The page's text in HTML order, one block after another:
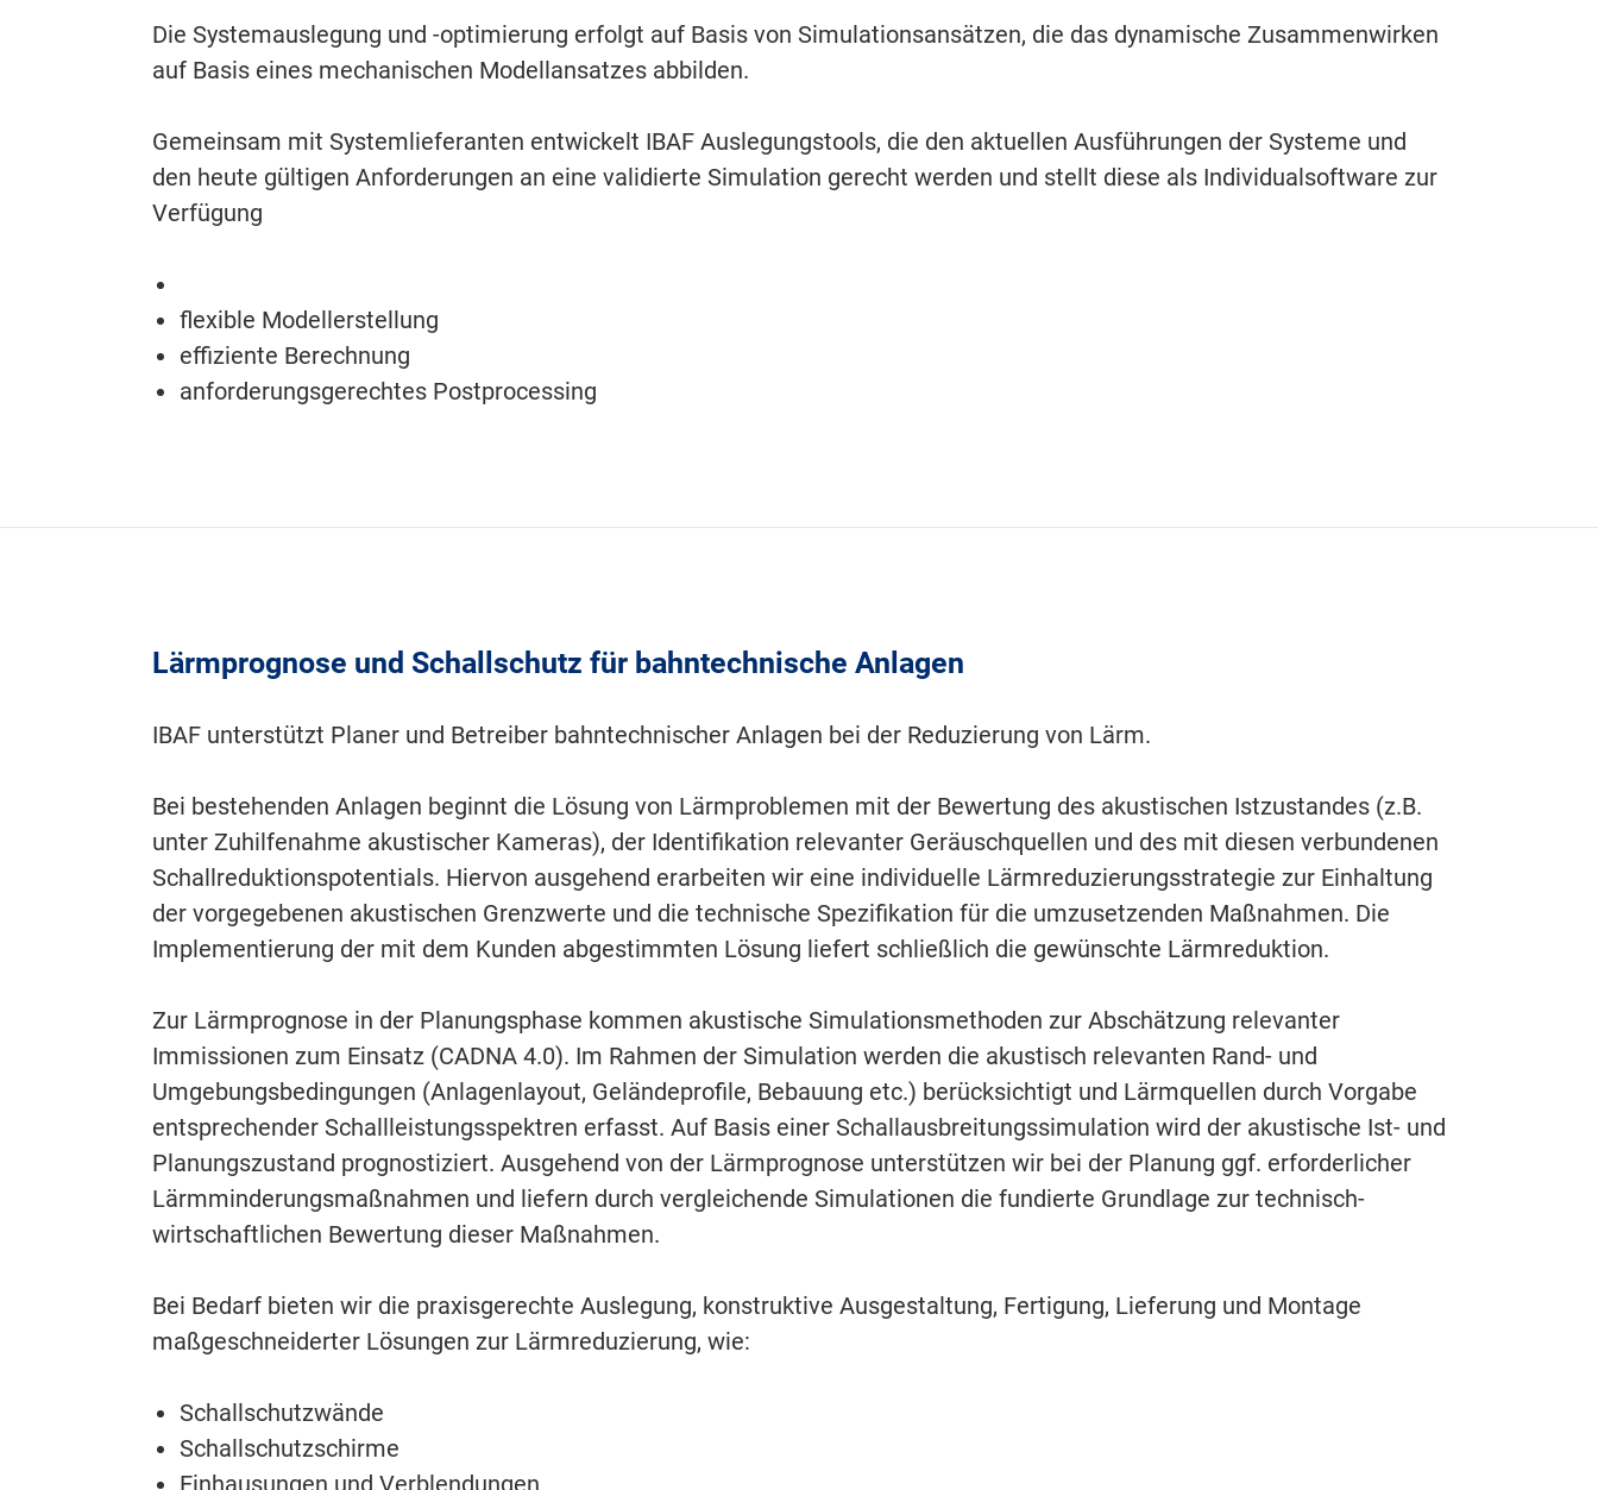
Die Systemauslegung und -optimierung erfolgt auf Basis von Simulationsansätzen, die das dynamische Zusammenwirken
auf Basis eines mechanischen Modellansatzes abbilden.
Gemeinsam mit Systemlieferanten entwickelt IBAF Auslegungstools, die den aktuellen Ausführungen der Systeme und
den heute gültigen Anforderungen an eine validierte Simulation gerecht werden und stellt diese als Individualsoftware zur
Verfügung
flexible Modellerstellung
effiziente Berechnung
anforderungsgerechtes Postprocessing
Lärmprognose und Schallschutz für bahntechnische Anlagen
IBAF unterstützt Planer und Betreiber bahntechnischer Anlagen bei der Reduzierung von Lärm.
Bei bestehenden Anlagen beginnt die Lösung von Lärmproblemen mit der Bewertung des akustischen Istzustandes (z.B.
unter Zuhilfenahme akustischer Kameras), der Identifikation relevanter Geräuschquellen und des mit diesen verbundenen
Schallreduktionspotentials. Hiervon ausgehend erarbeiten wir eine individuelle Lärmreduzierungsstrategie zur Einhaltung
der vorgegebenen akustischen Grenzwerte und die technische Spezifikation für die umzusetzenden Maßnahmen. Die
Implementierung der mit dem Kunden abgestimmten Lösung liefert schließlich die gewünschte Lärmreduktion.
Zur Lärmprognose in der Planungsphase kommen akustische Simulationsmethoden zur Abschätzung relevanter
Immissionen zum Einsatz (CADNA 4.0). Im Rahmen der Simulation werden die akustisch relevanten Rand- und
Umgebungsbedingungen (Anlagenlayout, Geländeprofile, Bebauung etc.) berücksichtigt und Lärmquellen durch Vorgabe
entsprechender Schallleistungsspektren erfasst. Auf Basis einer Schallausbreitungssimulation wird der akustische Ist- und
Planungszustand prognostiziert. Ausgehend von der Lärmprognose unterstützen wir bei der Planung ggf. erforderlicher
Lärmminderungsmaßnahmen und liefern durch vergleichende Simulationen die fundierte Grundlage zur technisch-
wirtschaftlichen Bewertung dieser Maßnahmen.
Bei Bedarf bieten wir die praxisgerechte Auslegung, konstruktive Ausgestaltung, Fertigung, Lieferung und Montage
maßgeschneiderter Lösungen zur Lärmreduzierung, wie:
Schallschutzwände
Schallschutzschirme